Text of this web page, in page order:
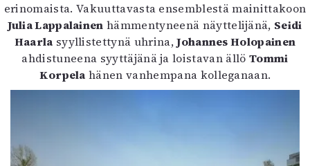
erinomaista. Vakuuttavasta ensemblestä mainittakoon
Julia Lappalainen hämmentyneenä näyttelijänä, Seidi
Haarla syyllistettynä uhrina,Johannes Holopainen
ahdistuneena syyttäjänä ja loistavan ällö Tommi
Korpela hänen vanhempana kolleganaan.